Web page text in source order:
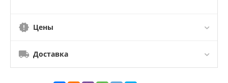
Цены
Доставка